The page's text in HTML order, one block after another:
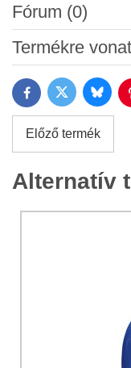
Fórum (0)
Új
Cím:
Név:*
Hozzájárulok a
elküldése céljából.
Termékre
*
Az Ön email címe: *
FacebookTwitter
Előző termék
Alternatív